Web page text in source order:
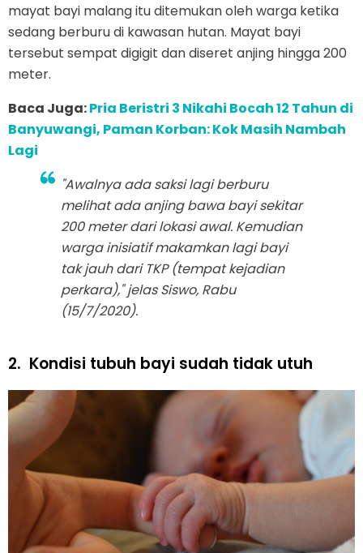
mayat bayi malang itu ditemukan oleh warga ketika
sedang berburu di kawasan hutan. Mayat bayi
tersebut sempat digigit dan diseret anjing hingga 200
meter.
Baca Juga:Pria Beristri 3 Nikahi Bocah 12 Tahun di
Banyuwangi, Paman Korban: Kok Masih Nambah
Lagi
"Awalnya ada saksi lagi berburu
melihat ada anjing bawa bayi sekitar
200 meter dari lokasi awal. Kemudian
warga inisiatif makamkan lagi bayi
tak jauh dari TKP (tempat kejadian
perkara)," jelas Siswo, Rabu
(15/7/2020).
2. Kondisi tubuh bayi sudah tidak utuh